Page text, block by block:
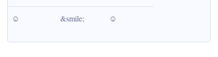
☺ &smile; ☺